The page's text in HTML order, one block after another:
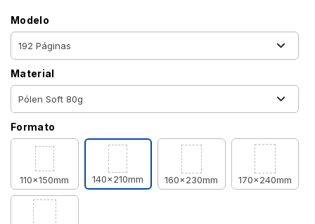
Modelo
Material
Formato
110x150mm 140x210mm 160x230mm 170x240mm